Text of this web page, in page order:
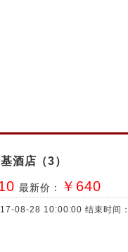
酒店（3）
最新价： ￥640
08-28 10:00:00结束时间：